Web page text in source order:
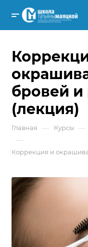
бровей
(лекция)
Главная — Курсы —
—
Коррекция и